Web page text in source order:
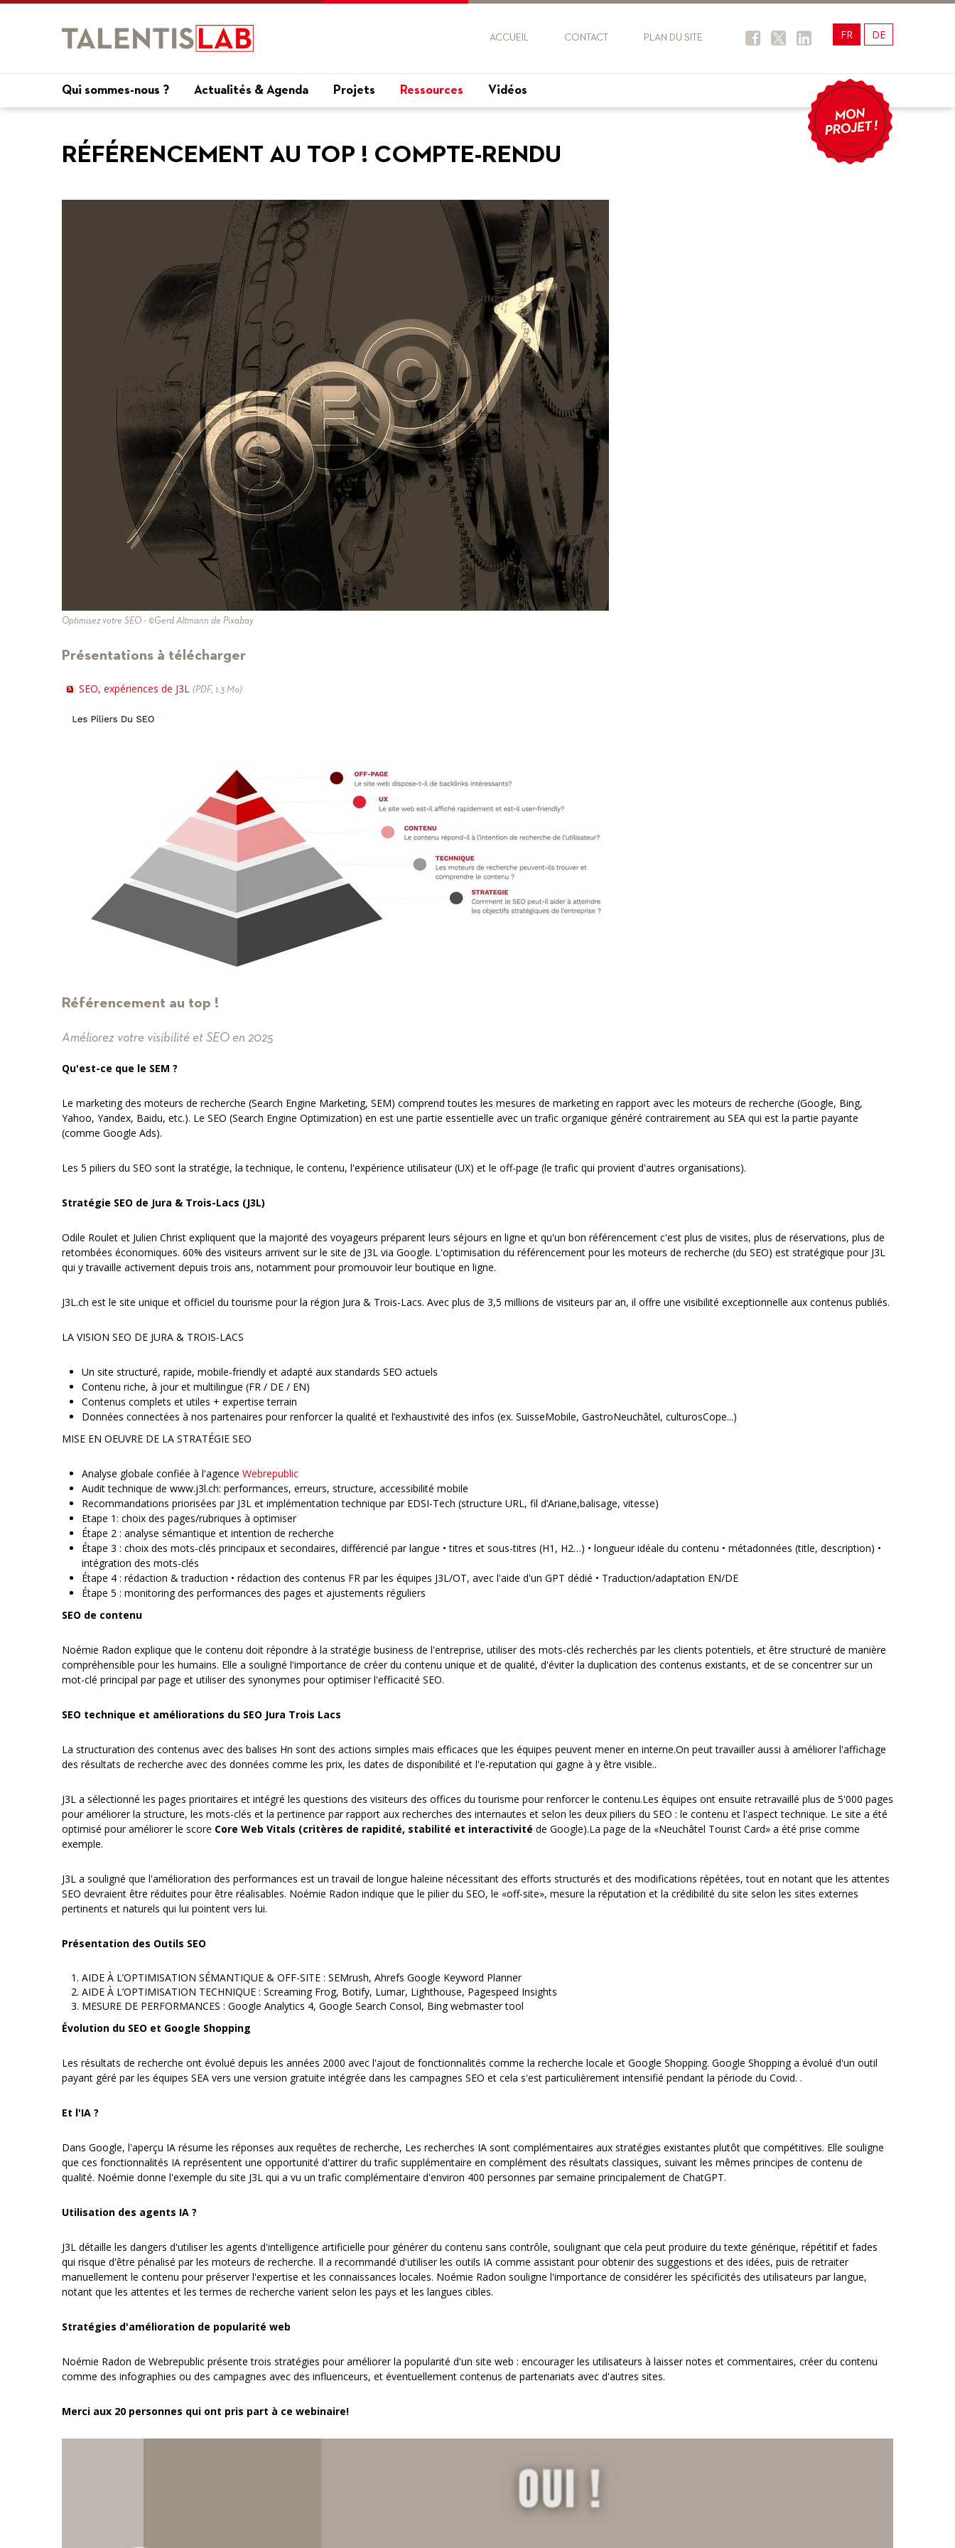
FR DE
ACCUEIL CONTACT PLAN DU SITE
Qui sommes-nous ? Actualités & Agenda Projets Ressources Vidéos
RÉFÉRENCEMENT AU TOP ! COMPTE-RENDU
Optimisez votre SEO - ©Gerd Altmann de Pixabay
Présentations à télécharger
SEO, expériences de J3L (PDF, 1.3 Mo)
Référencement au top !
Améliorez votre visibilité et SEO en 2025
Qu'est-ce que le SEM ?
Le marketing des moteurs de recherche (Search Engine Marketing, SEM) comprend toutes les mesures de marketing en rapport avec les moteurs de recherche (Google, Bing,
Yahoo, Yandex, Baidu, etc.). Le SEO (Search Engine Optimization) en est une partie essentielle avec un trafic organique généré contrairement au SEA qui est la partie payante
(comme Google Ads).
Les 5 piliers du SEO sont la stratégie, la technique, le contenu, l'expérience utilisateur (UX) et le off-page (le trafic qui provient d'autres organisations).
Stratégie SEO de Jura & Trois-Lacs (J3L)
Odile Roulet et Julien Christ expliquent que la majorité des voyageurs préparent leurs séjours en ligne et qu'un bon référencement c'est plus de visites, plus de réservations, plus de
retombées économiques. 60% des visiteurs arrivent sur le site de J3L via Google. L'optimisation du référencement pour les moteurs de recherche (du SEO) est stratégique pour J3L
qui y travaille activement depuis trois ans, notamment pour promouvoir leur boutique en ligne.
J3L.ch est le site unique et officiel du tourisme pour la région Jura & Trois-Lacs. Avec plus de 3,5 millions de visiteurs par an, il offre une visibilité exceptionnelle aux contenus publiés.
LA VISION SEO DE JURA & TROIS-LACS
Un site structuré, rapide, mobile-friendly et adapté aux standards SEO actuels
Contenu riche, à jour et multilingue (FR / DE / EN)
Contenus complets et utiles + expertise terrain
Données connectées à nos partenaires pour renforcer la qualité et l’exhaustivité des infos (ex. SuisseMobile, GastroNeuchâtel, culturosCope...)
MISE EN OEUVRE DE LA STRATÉGIE SEO
Analyse globale confiée à l'agence Webrepublic
Audit technique de www.j3l.ch: performances, erreurs, structure, accessibilité mobile
Recommandations priorisées par J3L et implémentation technique par EDSI-Tech (structure URL, fil d’Ariane,balisage, vitesse)
Etape 1: choix des pages/rubriques à optimiser
Étape 2 : analyse sémantique et intention de recherche
Étape 3 : choix des mots-clés principaux et secondaires, différencié par langue • titres et sous-titres (H1, H2…) • longueur idéale du contenu • métadonnées (title, description) •
intégration des mots-clés
Étape 4 : rédaction & traduction • rédaction des contenus FR par les équipes J3L/OT, avec l'aide d'un GPT dédié • Traduction/adaptation EN/DE
Étape 5 : monitoring des performances des pages et ajustements réguliers
SEO de contenu
Noémie Radon explique que le contenu doit répondre à la stratégie business de l'entreprise, utiliser des mots-clés recherchés par les clients potentiels, et être structuré de manière
compréhensible pour les humains. Elle a souligné l'importance de créer du contenu unique et de qualité, d'éviter la duplication des contenus existants, et de se concentrer sur un
mot-clé principal par page et utiliser des synonymes pour optimiser l'efficacité SEO.
SEO technique et améliorations du SEO Jura Trois Lacs
La structuration des contenus avec des balises Hn sont des actions simples mais efficaces que les équipes peuvent mener en interne.On peut travailler aussi à améliorer l'affichage
des résultats de recherche avec des données comme les prix, les dates de disponibilité et l'e-reputation qui gagne à y être visible..
J3L a sélectionné les pages prioritaires et intégré les questions des visiteurs des offices du tourisme pour renforcer le contenu.Les équipes ont ensuite retravaillé plus de 5'000 pages
pour améliorer la structure, les mots-clés et la pertinence par rapport aux recherches des internautes et selon les deux piliers du SEO : le contenu et l'aspect technique. Le site a été
optimisé pour améliorer le score Core Web Vitals (critères de rapidité, stabilité et interactivité de Google).La page de la «Neuchâtel Tourist Card» a été prise comme
exemple.
J3L a souligné que l'amélioration des performances est un travail de longue haleine nécessitant des efforts structurés et des modifications répétées, tout en notant que les attentes
SEO devraient être réduites pour être réalisables. Noémie Radon indique que le pilier du SEO, le «off-site», mesure la réputation et la crédibilité du site selon les sites externes
pertinents et naturels qui lui pointent vers lui.
Présentation des Outils SEO
AIDE À L’OPTIMISATION SÉMANTIQUE & OFF-SITE : SEMrush, Ahrefs Google Keyword Planner
AIDE À L’OPTIMISATION TECHNIQUE : Screaming Frog, Botify, Lumar, Lighthouse, Pagespeed Insights
MESURE DE PERFORMANCES : Google Analytics 4, Google Search Consol, Bing webmaster tool
Évolution du SEO et Google Shopping
Les résultats de recherche ont évolué depuis les années 2000 avec l'ajout de fonctionnalités comme la recherche locale et Google Shopping. Google Shopping a évolué d'un outil
payant géré par les équipes SEA vers une version gratuite intégrée dans les campagnes SEO et cela s'est particulièrement intensifié pendant la période du Covid. .
Et l'IA ?
Dans Google, l'aperçu IA résume les réponses aux requêtes de recherche, Les recherches IA sont complémentaires aux stratégies existantes plutôt que compétitives. Elle souligne
que ces fonctionnalités IA représentent une opportunité d'attirer du trafic supplémentaire en complément des résultats classiques, suivant les mêmes principes de contenu de
qualité. Noémie donne l'exemple du site J3L qui a vu un trafic complémentaire d'environ 400 personnes par semaine principalement de ChatGPT.
Utilisation des agents IA ?
J3L détaille les dangers d'utiliser les agents d'intelligence artificielle pour générer du contenu sans contrôle, soulignant que cela peut produire du texte générique, répétitif et fades
qui risque d'être pénalisé par les moteurs de recherche. Il a recommandé d'utiliser les outils IA comme assistant pour obtenir des suggestions et des idées, puis de retraiter
manuellement le contenu pour préserver l'expertise et les connaissances locales. Noémie Radon souligne l'importance de considérer les spécificités des utilisateurs par langue,
notant que les attentes et les termes de recherche varient selon les pays et les langues cibles.
Stratégies d'amélioration de popularité web
Noémie Radon de Webrepublic présente trois stratégies pour améliorer la popularité d'un site web : encourager les utilisateurs à laisser notes et commentaires, créer du contenu
comme des infographies ou des campagnes avec des influenceurs, et éventuellement contenus de partenariats avec d'autres sites.
Merci aux 20 personnes qui ont pris part à ce webinaire!